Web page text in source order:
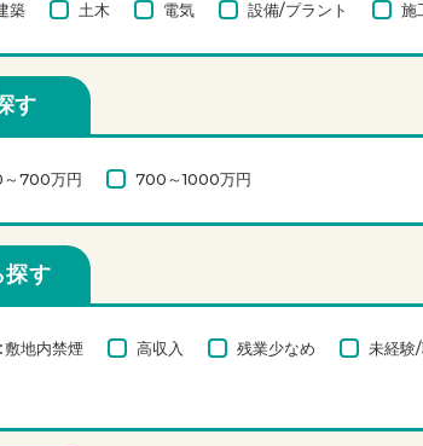
築 土木 電気 設備/プラント 施
す
700万円 700～1000万円
探す
敷地内禁煙 高収入 残業少なめ 未経験